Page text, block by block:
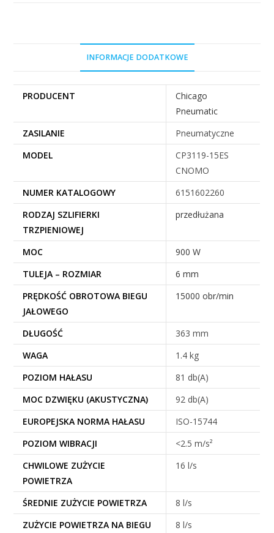
INFORMACJE DODATKOWE
PRODUCENT
Chicago
Pneumatic
ZASILANIE
Pneumatyczne
MODEL
CP3119-15ES
CNOMO
NUMER KATALOGOWY
6151602260
RODZAJ SZLIFIERKI
TRZPIENIOWEJ
przedłużana
MOC
900 W
TULEJA – ROZMIAR
6 mm
PRĘDKOŚĆ OBROTOWA BIEGU
JAŁOWEGO
15000 obr/min
DŁUGOŚĆ
363 mm
WAGA
1.4 kg
POZIOM HAŁASU
81 db(A)
MOC DZWIĘKU (AKUSTYCZNA)
92 db(A)
EUROPEJSKA NORMA HAŁASU
ISO-15744
POZIOM WIBRACJI
<2.5 m/s²
CHWILOWE ZUŻYCIE
POWIETRZA
16 l/s
ŚREDNIE ZUŻYCIE POWIETRZA
8 l/s
ZUŻYCIE POWIETRZA NA BIEGU
8 l/s